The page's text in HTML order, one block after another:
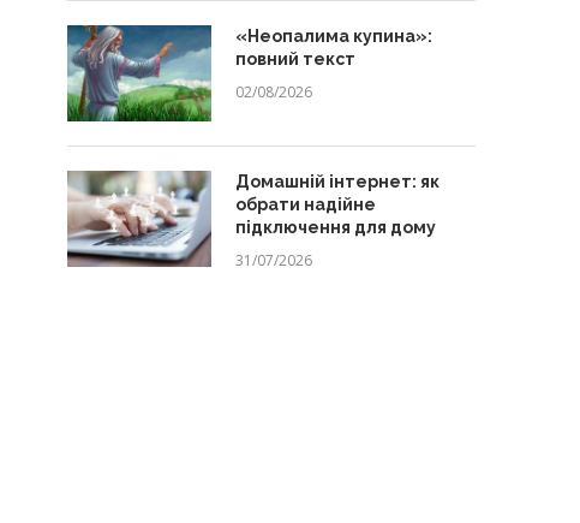
«Неопалима купина»:
повний текст
02/08/2026
Домашній інтернет: як
обрати надійне
підключення для дому
31/07/2026